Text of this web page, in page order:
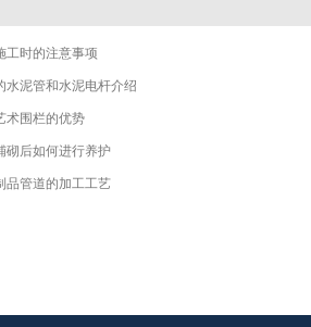
工时的注意事项
水泥管和水泥电杆介绍
术围栏的优势
砌后如何进行养护
品管道的加工工艺